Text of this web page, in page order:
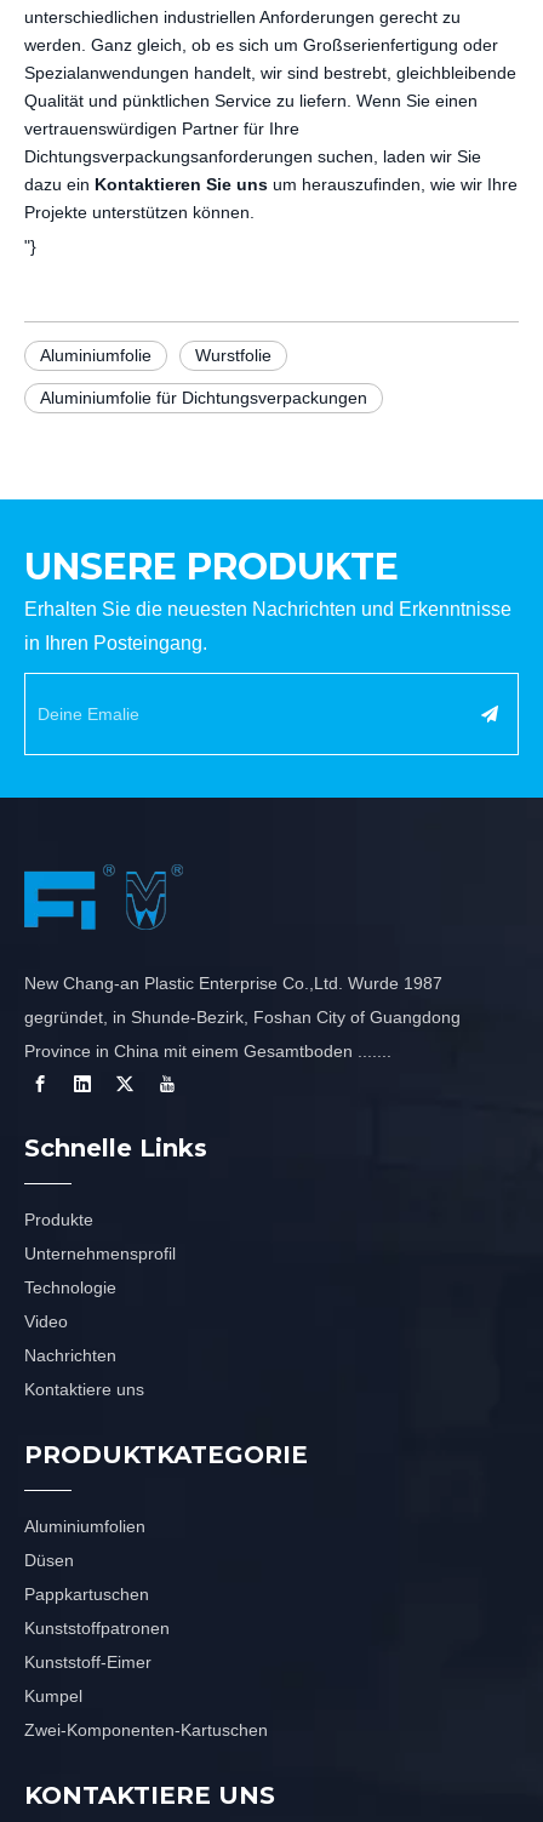
unterschiedlichen industriellen Anforderungen gerecht zu
werden. Ganz gleich, ob es sich um Großserienfertigung oder
Spezialanwendungen handelt, wir sind bestrebt, gleichbleibende
Qualität und pünktlichen Service zu liefern. Wenn Sie einen
vertrauenswürdigen Partner für Ihre
Dichtungsverpackungsanforderungen suchen, laden wir Sie
dazu ein Kontaktieren Sie uns um herauszufinden, wie wir Ihre
Projekte unterstützen können.
"}
Aluminiumfolie Wurstfolie
Aluminiumfolie für Dichtungsverpackungen
UNSERE PRODUKTE
Erhalten Sie die neuesten Nachrichten und Erkenntnisse
in Ihren Posteingang.
New Chang-an Plastic Enterprise Co.,Ltd. Wurde 1987
gegründet, in Shunde-Bezirk, Foshan City of Guangdong
Province in China mit einem Gesamtboden .......
Schnelle Links
Produkte
Unternehmensprofil
Technologie
Video
Nachrichten
Kontaktiere uns
PRODUKTKATEGORIE
Aluminiumfolien
Düsen
Pappkartuschen
Kunststoffpatronen
Kunststoff-Eimer
Kumpel
Zwei-Komponenten-Kartuschen
KONTAKTIERE UNS